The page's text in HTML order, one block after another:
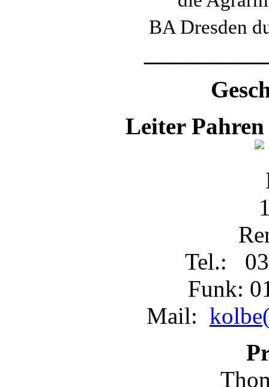
BA Dresden
Leiter
Tel.:
Funk:
Mail: